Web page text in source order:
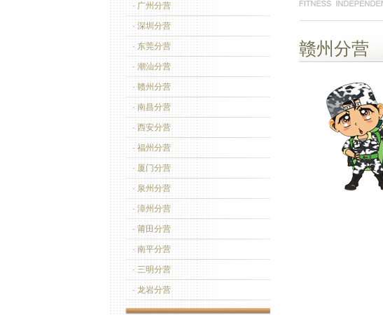
· 广州分营
· 深圳分营
· 东莞分营
· 潮汕分营
· 赣州分营
· 南昌分营
· 西安分营
· 福州分营
· 厦门分营
· 泉州分营
· 漳州分营
· 莆田分营
· 南平分营
· 三明分营
· 龙岩分营
赣州分营